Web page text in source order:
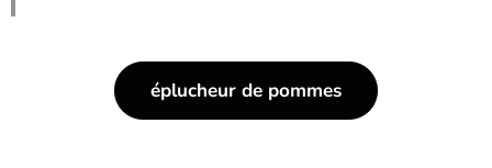
éplucheur de pommes